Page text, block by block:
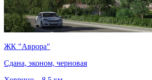
ЖК "Аврора"
Сдана, эконом, черновая